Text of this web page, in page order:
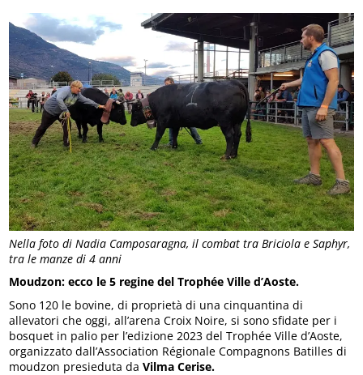
Nella foto di Nadia Camposaragna, il combat tra Briciola e Saphyr,
tra le manze di 4 anni
Moudzon: ecco le 5 regine del Trophée Ville d’Aoste.
Sono 120 le bovine, di proprietà di una cinquantina di
allevatori che oggi, all’arena Croix Noire, si sono sfidate per i
bosquet in palio per l’edizione 2023 del Trophée Ville d’Aoste,
organizzato dall’Association Régionale Compagnons Batilles di
moudzon presieduta daVilma Cerise.